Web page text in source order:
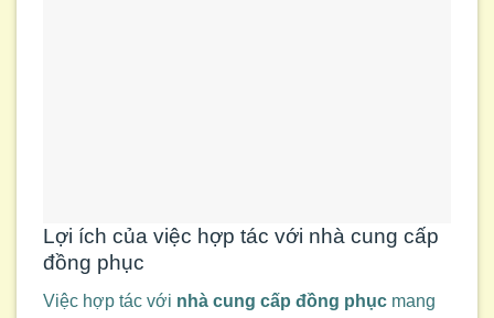
Lợi ích của việc hợp tác với nhà cung cấp
đồng phục
Việc hợp tác với nhà cung cấp đồng phục mang